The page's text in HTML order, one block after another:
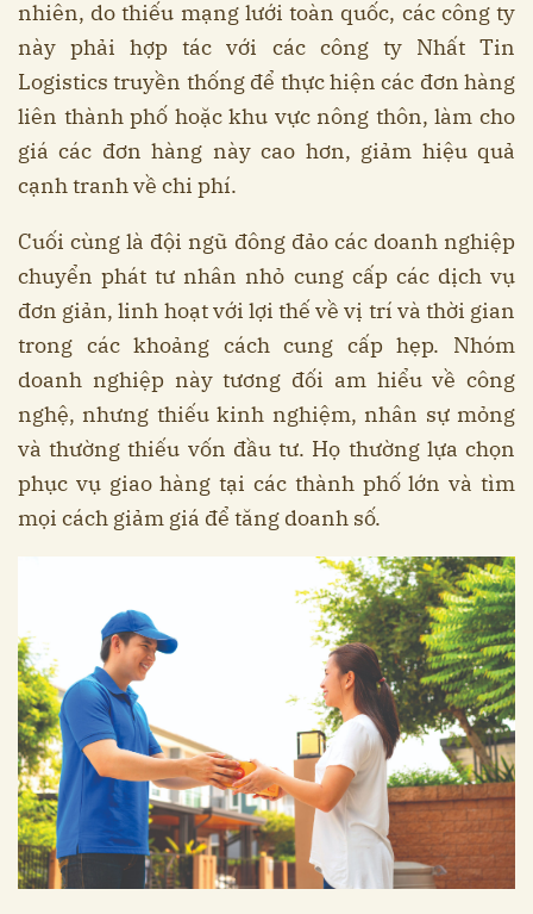
nhiên, do thiếu mạng lưới toàn quốc, các công ty
này phải hợp tác với các công ty Nhất Tin
Logistics truyền thống để thực hiện các đơn hàng
liên thành phố hoặc khu vực nông thôn, làm cho
giá các đơn hàng này cao hơn, giảm hiệu quả
cạnh tranh về chi phí.
Cuối cùng là đội ngũ đông đảo các doanh nghiệp
chuyển phát tư nhân nhỏ cung cấp các dịch vụ
đơn giản, linh hoạt với lợi thế về vị trí và thời gian
trong các khoảng cách cung cấp hẹp. Nhóm
doanh nghiệp này tương đối am hiểu về công
nghệ, nhưng thiếu kinh nghiệm, nhân sự mỏng
và thường thiếu vốn đầu tư. Họ thường lựa chọn
phục vụ giao hàng tại các thành phố lớn và tìm
mọi cách giảm giá để tăng doanh số.